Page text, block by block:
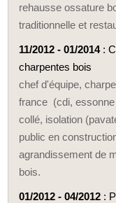
rehausse ossature
traditionnelle et
11/2012 - 01/2014:
charpentes bois
chef d'équipe,
france (cdi, essonne
collé, isolation
public en
agrandissement de
bois.
01/2012 - 04/2012 :